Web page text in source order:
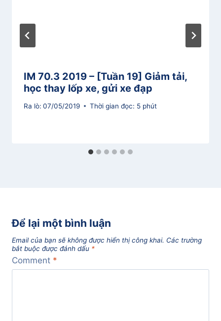
IM 70.3 2019 – [Tuần 19] Giảm tải,
học thay lốp xe, gửi xe đạp
Ra lò: 07/05/2019 Thời gian đọc: 5 phút
Để lại một bình luận
Email của bạn sẽ không được hiển thị công khai. Các trường
bắt buộc được đánh dấu *
Comment *